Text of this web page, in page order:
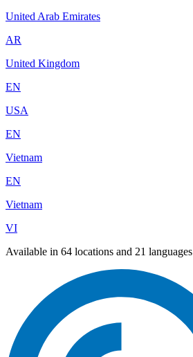
United Arab Emirates
AR
United Kingdom
EN
USA
EN
Vietnam
EN
Vietnam
VI
Available in 64 locations and 21 languages